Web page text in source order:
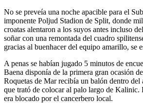
No se preveía una noche apacible para el
imponente Poljud Stadion de Split, donde
croatas alentaron a los suyos antes incluso
soñar con una remontada del cuadro
gracias al buenhacer del equipo amarillo, se
A penas se habían jugado 5 minutos de
Baena disponía de la primera gran ocasión
Roquetas de Mar recibía un balón dentro del
que trató de colocar al palo largo de Kalinic.
era blocado por el cancerbero local.